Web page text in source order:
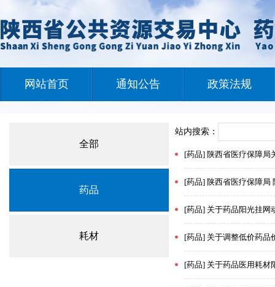
网站首页 通知公告 政策法规
全部
药品
耗材
站内搜索：
[药品] 陕西省医疗保障局
[药品] 陕西省医疗保障局
[药品] 关于药品阳光挂网
[药品] 关于调整低价药品
[药品] 关于药品医用耗材